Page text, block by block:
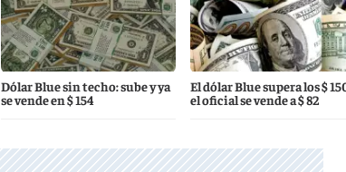
Dólar Blue sin techo: sube y ya
se vende en $ 154
El dólar Blue supera los $
el oficial se vende a $ 82